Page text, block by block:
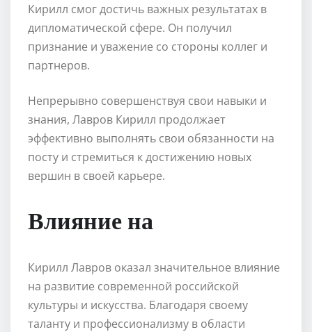
Кирилл смог достичь важных результатах в
дипломатической сфере. Он получил
признание и уважение со стороны коллег и
партнеров.
Непрерывно совершенствуя свои навыки и
знания, Лавров Кирилл продолжает
эффективно выполнять свои обязанности на
посту и стремиться к достижению новых
вершин в своей карьере.
Влияние на
Кирилл Лавров оказал значительное влияние
на развитие современной российской
культуры и искусства. Благодаря своему
таланту и профессионализму в области